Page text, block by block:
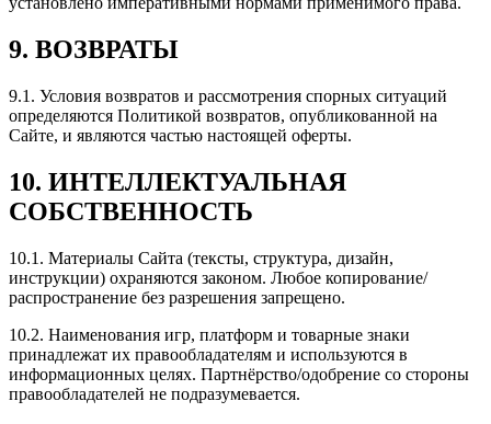
9. ВОЗВРАТЫ
9.1. Условия возвратов и рассмотрения спорных ситуаций
определяются Политикой возвратов, опубликованной на
Сайте, и являются частью настоящей оферты.
10. ИНТЕЛЛЕКТУАЛЬНАЯ
СОБСТВЕННОСТЬ
10.1. Материалы Сайта (тексты, структура, дизайн,
инструкции) охраняются законом. Любое копирование/
распространение без разрешения запрещено.
10.2. Наименования игр, платформ и товарные знаки
принадлежат их правообладателям и используются в
информационных целях. Партнёрство/одобрение со стороны
правообладателей не подразумевается.